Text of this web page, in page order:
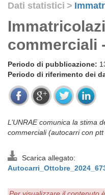
Dati statistici >
commerciali
Periodo di pubblicazione:
Periodo di riferimento dei
L’UNRAE comunica la stima
commerciali (autocarri con
Scarica allegato: